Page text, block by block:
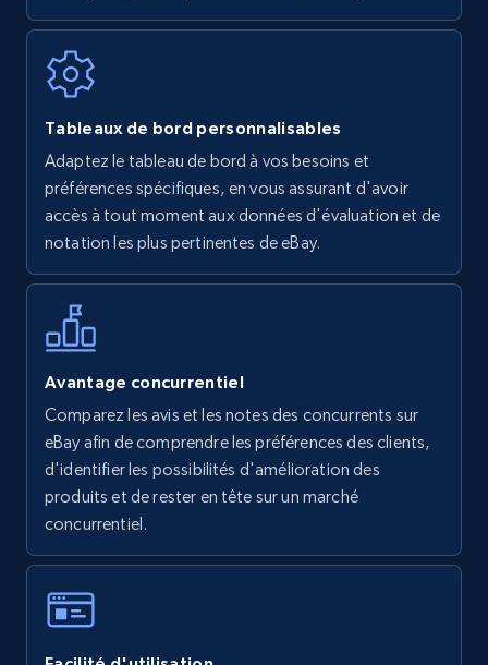
URL, Final price, Sku, Currency, Gtin,
Specifications, Image urls, Top reviews, and
more.
5.6K+ 875+ Commencer
Walmart - products - Find new products by
using specific category URL
URL, Final price, Sku, Currency, Gtin,
Specifications, Image urls, Top reviews, and
more.
5.6K+ 875+ Commencer
Tableaux de bord personnalisables
Adaptez le tableau de bord à vos besoins et
préférences spécifiques, en vous assurant d'avoir
accès à tout moment aux données d'évaluation et de
notation les plus pertinentes de eBay.
Avantage concurrentiel
Comparez les avis et les notes des concurrents sur
eBay afin de comprendre les préférences des clients,
d'identifier les possibilités d'amélioration des
produits et de rester en tête sur un marché
concurrentiel.